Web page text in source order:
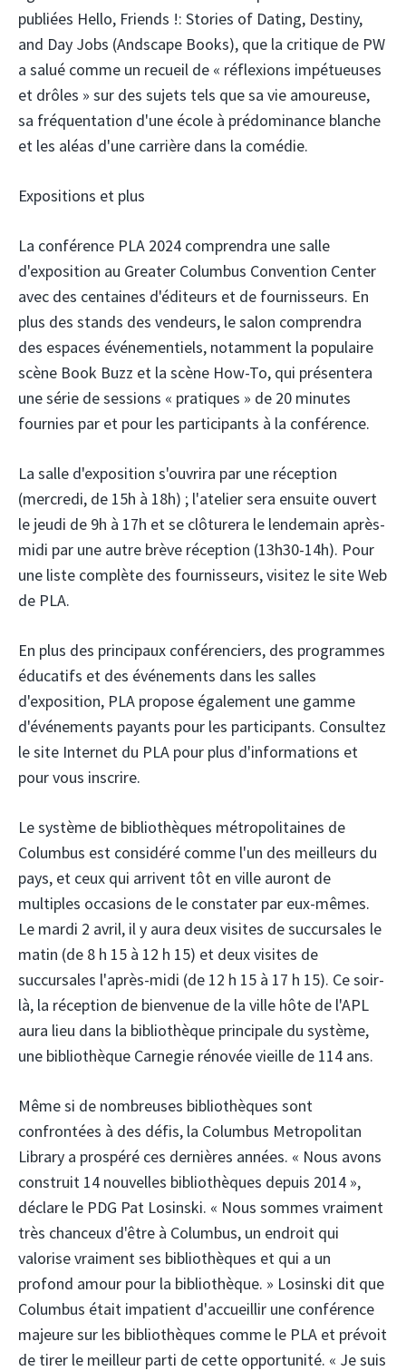
publiées Hello, Friends !: Stories of Dating, Destiny,
and Day Jobs (Andscape Books), que la critique de PW
a salué comme un recueil de « réflexions impétueuses
et drôles » sur des sujets tels que sa vie amoureuse,
sa fréquentation d'une école à prédominance blanche
et les aléas d'une carrière dans la comédie.
Expositions et plus
La conférence PLA 2024 comprendra une salle
d'exposition au Greater Columbus Convention Center
avec des centaines d'éditeurs et de fournisseurs. En
plus des stands des vendeurs, le salon comprendra
des espaces événementiels, notamment la populaire
scène Book Buzz et la scène How-To, qui présentera
une série de sessions « pratiques » de 20 minutes
fournies par et pour les participants à la conférence.
La salle d'exposition s'ouvrira par une réception
(mercredi, de 15h à 18h) ; l'atelier sera ensuite ouvert
le jeudi de 9h à 17h et se clôturera le lendemain après-
midi par une autre brève réception (13h30-14h). Pour
une liste complète des fournisseurs, visitez le site Web
de PLA.
En plus des principaux conférenciers, des programmes
éducatifs et des événements dans les salles
d'exposition, PLA propose également une gamme
d'événements payants pour les participants. Consultez
le site Internet du PLA pour plus d'informations et
pour vous inscrire.
Le système de bibliothèques métropolitaines de
Columbus est considéré comme l'un des meilleurs du
pays, et ceux qui arrivent tôt en ville auront de
multiples occasions de le constater par eux-mêmes.
Le mardi 2 avril, il y aura deux visites de succursales le
matin (de 8 h 15 à 12 h 15) et deux visites de
succursales l'après-midi (de 12 h 15 à 17 h 15). Ce soir-
là, la réception de bienvenue de la ville hôte de l'APL
aura lieu dans la bibliothèque principale du système,
une bibliothèque Carnegie rénovée vieille de 114 ans.
Même si de nombreuses bibliothèques sont
confrontées à des défis, la Columbus Metropolitan
Library a prospéré ces dernières années. « Nous avons
construit 14 nouvelles bibliothèques depuis 2014 »,
déclare le PDG Pat Losinski. « Nous sommes vraiment
très chanceux d'être à Columbus, un endroit qui
valorise vraiment ses bibliothèques et qui a un
profond amour pour la bibliothèque. » Losinski dit que
Columbus était impatient d'accueillir une conférence
majeure sur les bibliothèques comme le PLA et prévoit
de tirer le meilleur parti de cette opportunité. « Je suis